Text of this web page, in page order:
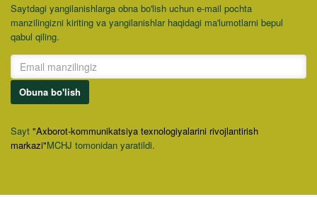
Saytdagi yangilanishlarga obna bo'lish uchun e-mail pochta
manzilingizni kiriting va yangilanishlar haqidagi ma'lumotlarni bepul
qabul qiling.
Obuna bo'lish
Sayt "Axborot-kommunikatsiya texnologiyalarini rivojlantirish
markazi"MCHJ tomonidan yaratildi.